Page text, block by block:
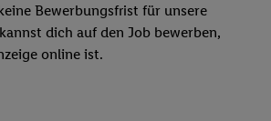
Bewerbungsfrist für unsere
dich auf den Job bewerben,
online ist.